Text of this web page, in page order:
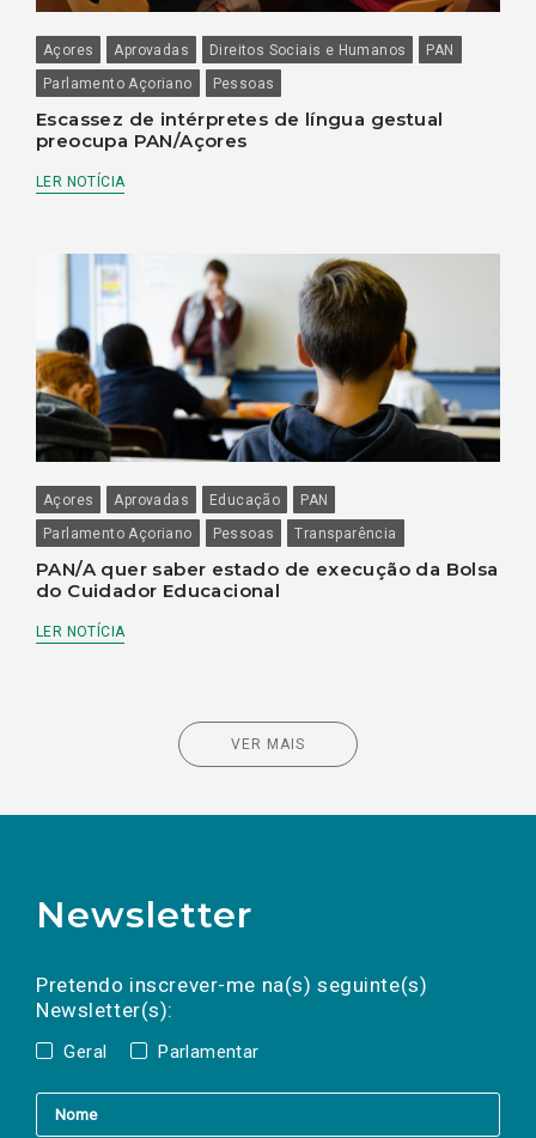
Açores Aprovadas Direitos Sociais e Humanos
PAN
Parlamento Açoriano
Pessoas
Escassez de intérpretes de língua gestual
preocupa PAN/Açores
LER NOTÍCIA
Açores Aprovadas Educação
PAN
Parlamento Açoriano
Pessoas Transparência
PAN/A quer saber estado de execução da Bolsa
do Cuidador Educacional
LER NOTÍCIA
VER MAIS
Newsletter
Pretendo inscrever-me na(s) seguinte(s)
Newsletter(s):
Geral Parlamentar
a(s) newsletter(s).
mail